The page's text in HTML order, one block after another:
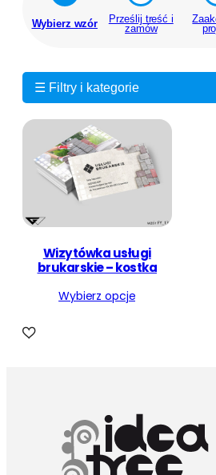
Wybierz wzór
Prześlij treść i
zamów
☰ Filtry i kategorie
Wizytówka usługi
brukarskie – kostka
Wybierz opcje